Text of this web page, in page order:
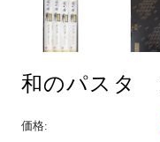
中華
和のパスタ
価格: